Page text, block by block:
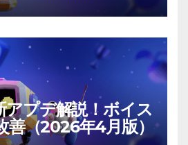
プデ解説！ボイス
善（2026年4月版）